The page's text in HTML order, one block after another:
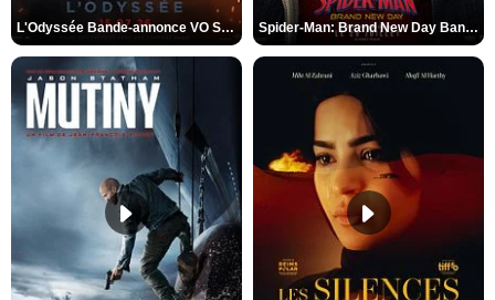
L'Odyssée Bande-annonce VO STFR Spider-Man: Brand New Day Bande-annonce VO STFR